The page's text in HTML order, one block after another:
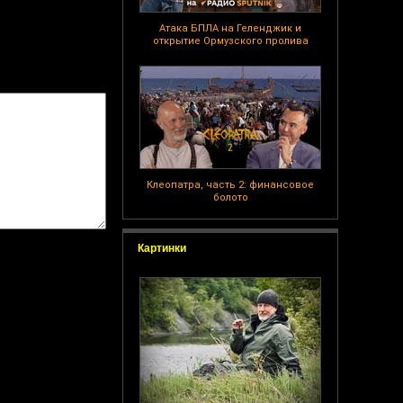
Атака БПЛА на Геленджик и
открытие Ормузского пролива
Клеопатра, часть 2: финансовое
болото
Картинки